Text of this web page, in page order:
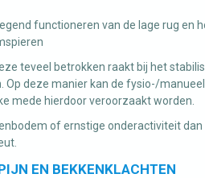
functioneren van de lage rug en
teveel betrokken raakt bij het
deze manier kan de fysio-/
mede hierdoor veroorzaakt worden.
of ernstige onderactiviteit
EN BEKKENKLACHTEN